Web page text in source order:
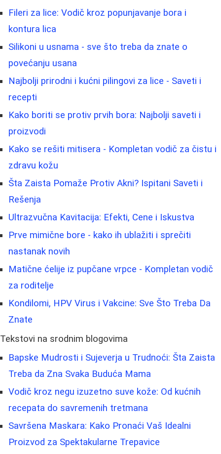
Fileri za lice: Vodič kroz popunjavanje bora i
kontura lica
Silikoni u usnama - sve što treba da znate o
povećanju usana
Najbolji prirodni i kućni pilingovi za lice - Saveti i
recepti
Kako boriti se protiv prvih bora: Najbolji saveti i
proizvodi
Kako se rešiti mitisera - Kompletan vodič za čistu i
zdravu kožu
Šta Zaista Pomaže Protiv Akni? Ispitani Saveti i
Rešenja
Ultrazvučna Kavitacija: Efekti, Cene i Iskustva
Prve mimične bore - kako ih ublažiti i sprečiti
nastanak novih
Matične ćelije iz pupčane vrpce - Kompletan vodič
za roditelje
Kondilomi, HPV Virus i Vakcine: Sve Što Treba Da
Znate
Tekstovi na srodnim blogovima
Bapske Mudrosti i Sujeverja u Trudnoći: Šta Zaista
Treba da Zna Svaka Buduća Mama
Vodič kroz negu izuzetno suve kože: Od kućnih
recepata do savremenih tretmana
Savršena Maskara: Kako Pronaći Vaš Idealni
Proizvod za Spektakularne Trepavice